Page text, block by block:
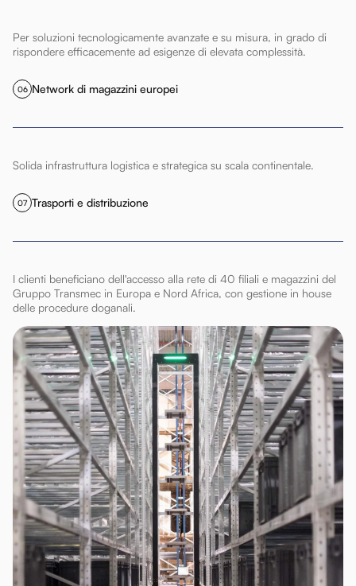
Per soluzioni tecnologicamente avanzate e su misura, in grado di
rispondere efficacemente ad esigenze di elevata complessità.
06 Network di magazzini europei
Solida infrastruttura logistica e strategica su scala continentale.
07 Trasporti e distribuzione
I clienti beneficiano dell'accesso alla rete di 40 filiali e magazzini del
Gruppo Transmec in Europa e Nord Africa, con gestione in house
delle procedure doganali.